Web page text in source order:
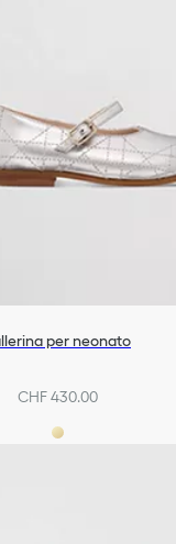
per neonato
CHF 430.00